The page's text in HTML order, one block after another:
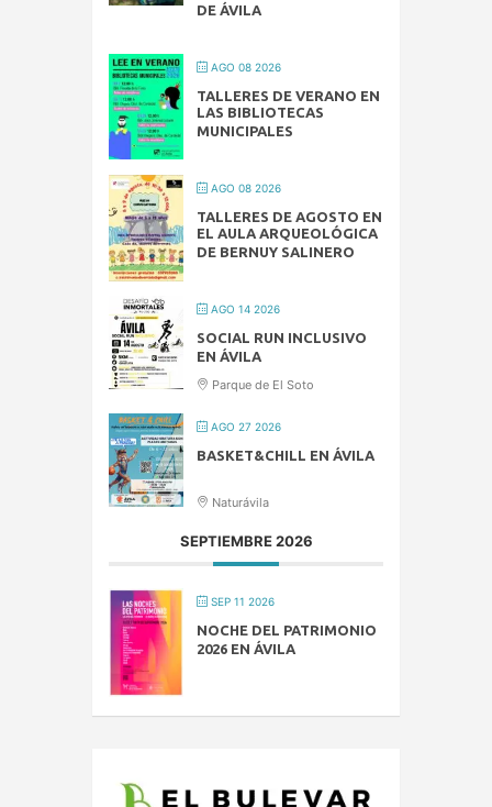
DE ÁVILA
AGO 08 2026
TALLERES DE VERANO EN
LAS BIBLIOTECAS
MUNICIPALES
AGO 08 2026
TALLERES DE AGOSTO EN
EL AULA ARQUEOLÓGICA
DE BERNUY SALINERO
AGO 14 2026
SOCIAL RUN INCLUSIVO
EN ÁVILA
Parque de El Soto
AGO 27 2026
BASKET&CHILL EN ÁVILA
Naturávila
SEPTIEMBRE 2026
SEP 11 2026
NOCHE DEL PATRIMONIO
2026 EN ÁVILA